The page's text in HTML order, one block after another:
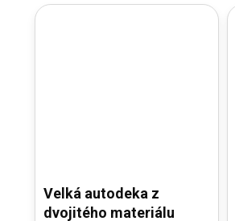
Velká autodeka z
dvojitého materiálu